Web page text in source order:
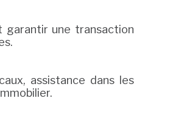
une transaction
assistance dans les